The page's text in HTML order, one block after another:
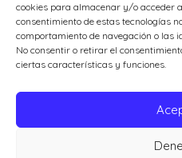
cookies para almacenar y/o acceder
consentimiento de estas tecnologías
comportamiento de navegación o las
No consentir o retirar el
ciertas características y funciones.
Italiana